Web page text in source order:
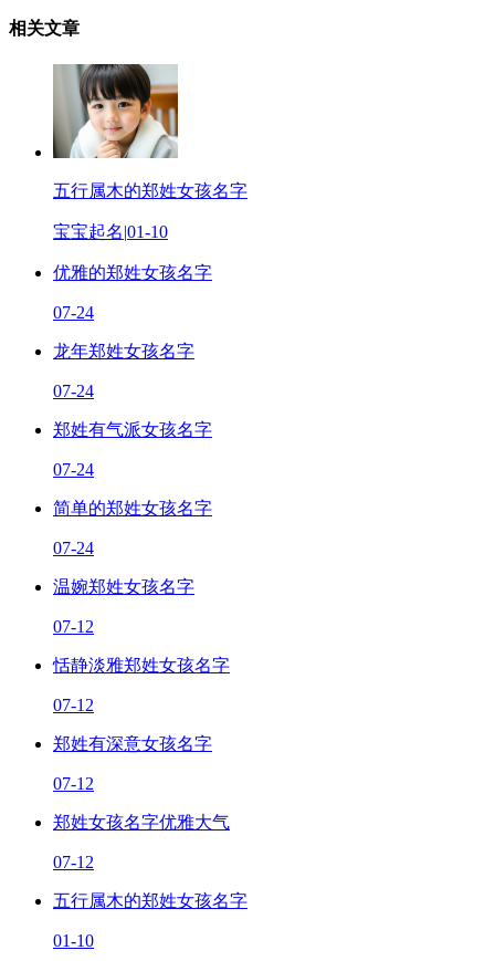
相关文章
五行属木的郑姓女孩名字
宝宝起名|01-10
优雅的郑姓女孩名字
07-24
龙年郑姓女孩名字
07-24
郑姓有气派女孩名字
07-24
简单的郑姓女孩名字
07-24
温婉郑姓女孩名字
07-12
恬静淡雅郑姓女孩名字
07-12
郑姓有深意女孩名字
07-12
郑姓女孩名字优雅大气
07-12
五行属木的郑姓女孩名字
01-10